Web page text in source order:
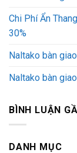
Chi Phí Ẩn
30%
Naltako bàn
Naltako bàn
BÌNH LUẬN
DANH MỤC